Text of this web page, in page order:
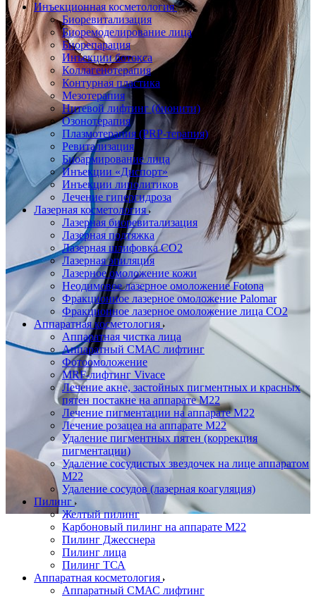
Инъекционная косметология
Биоревитализация
Биоремоделирование лица
Биорепарация
Инъекции ботокса
Коллагенотерапия
Контурная пластика
Мезотерапия
Нитевой лифтинг (бионити)
Озонотерапия
Плазмотерапия (PRP-терапия)
Ревитализация
Биоармирование лица
Инъекции «Диспорт»
Инъекции липолитиков
Лечение гипергидроза
Лазерная косметология
Лазерная биоревитализация
Лазерная подтяжка
Лазерная шлифовка CO2
Лазерная эпиляция
Лазерное омоложение кожи
Неодимовое лазерное омоложение Fotona
Фракционное лазерное омоложение Palomar
Фракционное лазерное омоложение лица СО2
Аппаратная косметология
Аппаратная чистка лица
Аппаратный СМАС лифтинг
Фотоомоложение
MRF-лифтинг Vivace
Лечение акне, застойных пигментных и красных
пятен постакне на аппарате М22
Лечение пигментации на аппарате М22
Лечение розацеа на аппарате M22
Удаление пигментных пятен (коррекция
пигментации)
Удаление сосудистых звездочек на лице аппаратом
М22
Удаление сосудов (лазерная коагуляция)
Пилинг
Желтый пилинг
Карбоновый пилинг на аппарате M22
Пилинг Джесснера
Пилинг лица
Пилинг ТСА
Аппаратная косметология
Аппаратный СМАС лифтинг